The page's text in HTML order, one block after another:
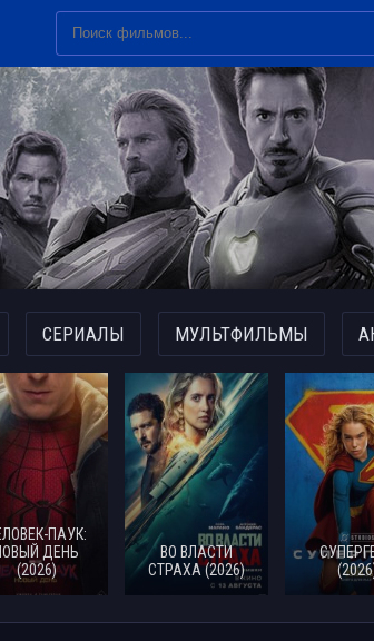
СЕРИАЛЫ МУЛЬТФИЛЬМЫ
ПАУК:
ДЕНЬ
(2026)
ВО ВЛАСТИ
СТРАХА (2026)